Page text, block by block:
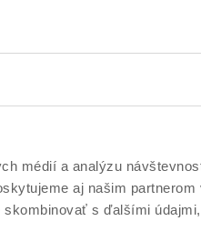
médií a analýzu
aj našim
s ďalšími
Práca s časom,
intenzívneho tréningu,
tréningu: to je
využíva v silovej alebo
stres a zlepšuje
systém, čo vytvára